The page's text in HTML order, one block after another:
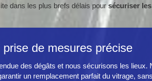
dans les plus brefs délais poursécuriser
de mesures précise
des dégâts et nous sécurisons les lieux.
un remplacement parfait du vitrage,